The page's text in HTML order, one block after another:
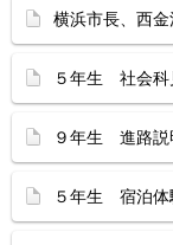
横浜市長、西金
５年生 社会科
９年生 進路説
５年生 宿泊体